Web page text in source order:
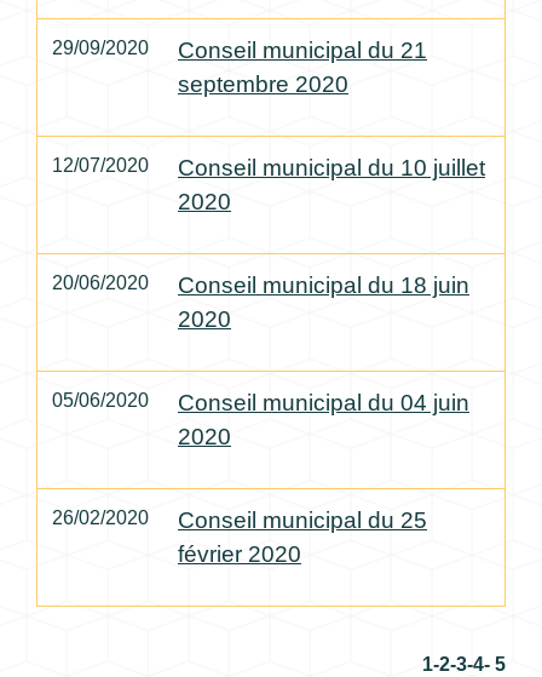
29/09/2020
Conseil municipal du 21
septembre 2020
12/07/2020
Conseil municipal du 10 juillet
2020
20/06/2020
Conseil municipal du 18 juin
2020
05/06/2020
Conseil municipal du 04 juin
2020
26/02/2020
Conseil municipal du 25
février 2020
1-2-3-4- 5